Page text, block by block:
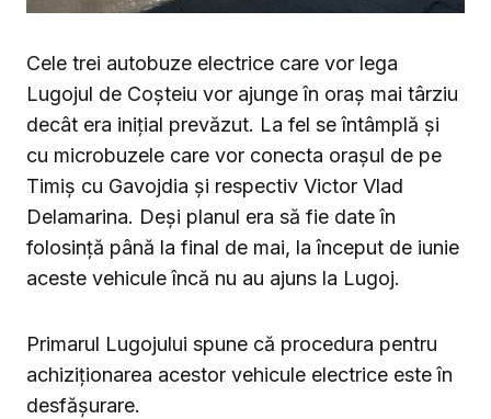
Cele trei autobuze electrice care vor lega
Lugojul de Coșteiu vor ajunge în oraș mai târziu
decât era inițial prevăzut. La fel se întâmplă și
cu microbuzele care vor conecta orașul de pe
Timiș cu Gavojdia și respectiv Victor Vlad
Delamarina. Deși planul era să fie date în
folosință până la final de mai, la început de iunie
aceste vehicule încă nu au ajuns la Lugoj.
Primarul Lugojului spune că procedura pentru
achiziționarea acestor vehicule electrice este în
desfășurare.